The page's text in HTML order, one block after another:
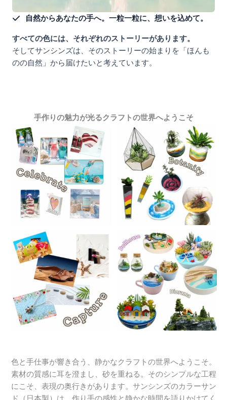
自然からあなたの手へ。一粒一粒に、想いを込めて。
すべての色には、それぞれのストーリーがあります。
そしてサンシンズは、そのストーリーの始まりを「ほんも
のの自然」から届けたいと考えています。
手作りの魅力が光るクラフトの世界へようこそ
色と手仕事が響き合う、静かなクラフトの世界へようこそ。
素材の質感に耳を澄まし、砂を重ねる。そのシンプルな工程
にこそ、表現の奥行きがあります。サンシンズのカラーサン